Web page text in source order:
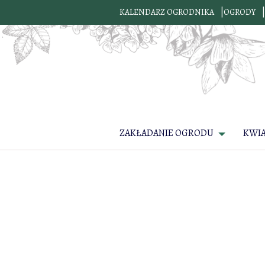
KALENDARZ OGRODNIKA OGRODY
ZAKŁADANIE OGRODU